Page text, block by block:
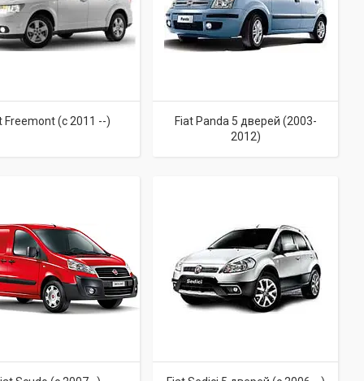
Freemont (c 2011 --)
Fiat Panda 5 дверей (2003-
2012)